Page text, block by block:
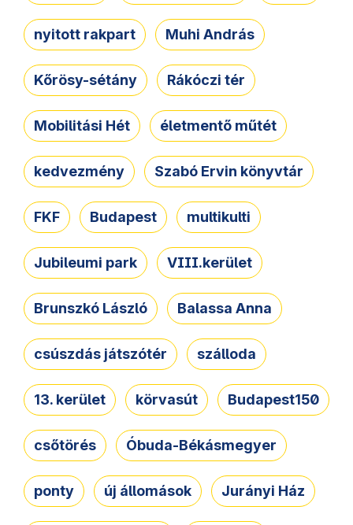
nyitott rakpart Muhi András
Kőrösy-sétány Rákóczi tér
Mobilitási Hét életmentő műtét
kedvezmény Szabó Ervin könyvtár
FKF Budapest multikulti
Jubileumi park VIII.kerület
Brunszkó László Balassa Anna
csúszdás játszótér szálloda
13. kerület körvasút Budapest150
csőtörés Óbuda-Békásmegyer
ponty új állomások Jurányi Ház